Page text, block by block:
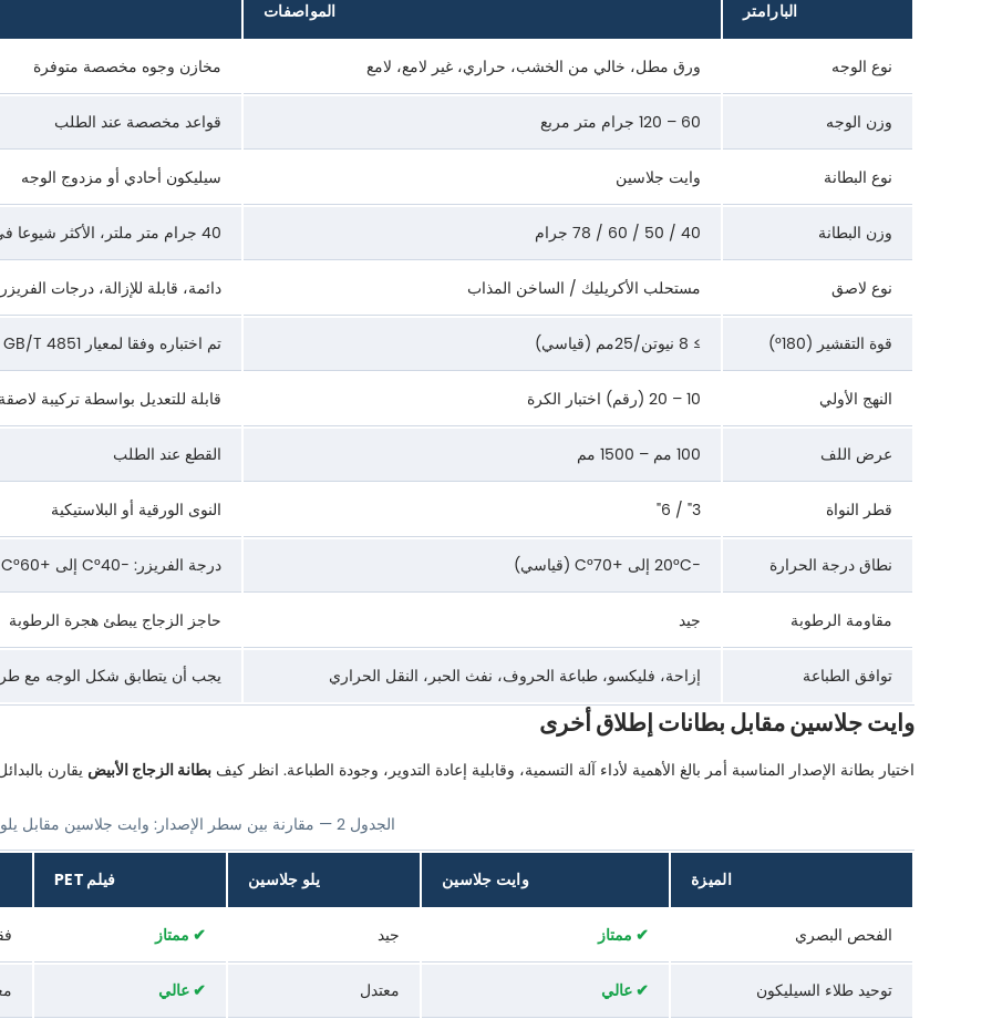
البارامتر المواصفات
نوع الوجه ورق مطل، خالي من الخشب، حراري، غير لامع، لامع مخازن وجوه مخصصة متوفرة
وزن الوجه 60 – 120 جرام متر مربع قواعد مخصصة عند الطلب
نوع البطانة وايت جلاسين سيليكون أحادي أو مزدوج الوجه
وزن البطانة 40 / 50 / 60 / 78 جرام 40 جرام متر ملتر، الأكثر شيوعا في اللوجستيات
نوع لاصق مستحلب الأكريليك / الساخن المذاب دائمة، قابلة للإزالة، درجات الفريزر
قوة التقشير (180°) ≥ 8 نيوتن/25مم (قياسي) تم اختباره وفقا لمعيار GB/T 4851
النهج الأولي 10 – 20 (رقم) اختبار الكرة قابلة للتعديل بواسطة تركيبة
عرض اللف 100 مم – 1500 مم القطع عند الطلب
قطر النواة 3" / 6" النوى الورقية أو البلاستيكية
نطاق درجة الحرارة −20°C إلى +70°C (قياسي) درجة الفريزر: −40°C إلى +60°C
مقاومة الرطوبة جيد حاجز الزجاج يبطئ هجرة الرطوبة
توافق الطباعة إزاحة، فليكسو، طباعة الحروف، نفث الحبر، النقل الحراري يجب أن يتطابق شكل الوجه مع
وايت جلاسين مقابل بطانات إطلاق أخرى
اختيار بطانة الإصدار المناسبة أمر بالغ الأهمية لأداء آلة التسمية، وقابلية إعادة التدوير، وجودة الطباعة. انظر كيف بطانة الزجاج الأبيض يقارن
الجدول 2 — مقارنة بين سطر الإصدار: وايت جلاسين مقابل يلو جلاسين، PET، كرافت
الميزة وايت جلاسين يلو جلاسين فيلم PET
الفحص البصري ✔ ممتاز جيد ✔ ممتاز
توحيد طلاء السيليكون ✔ عالي معتدل ✔ عالي